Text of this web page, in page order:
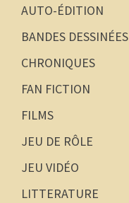
AUTO-ÉDITION
BANDES DESSINÉES
CHRONIQUES
FAN FICTION
FILMS
JEU DE RÔLE
JEU VIDÉO
LITTERATURE